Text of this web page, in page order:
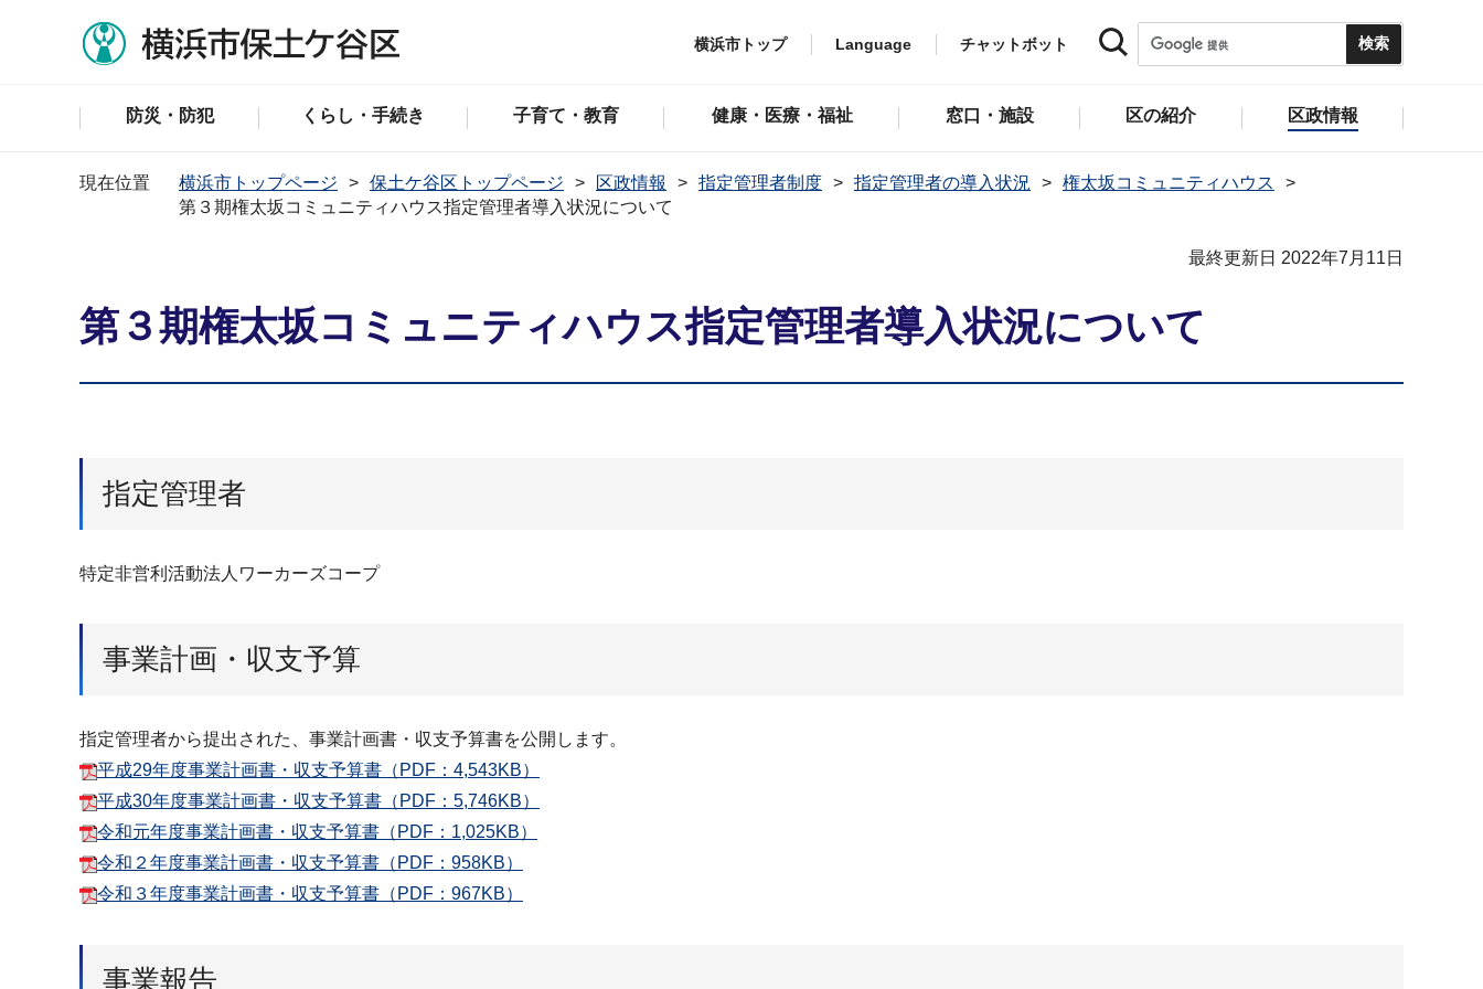
横浜市トップ Language チャットボット
防災・防犯 くらし・手続き 子育て・教育 健康・医療・福祉 窓口・施設 区の紹介 区政情報
現在位置 横浜市トップページ 保土ケ谷区トップページ 区政情報 指定管理者制度 指定管理者の導入状況
権太坂コミュニティハウス
第３期権太坂コミュニティハウス指定管理者導入状況について
最終更新日 2022年7月11日
第３期権太坂コミュニティハウス指定管理者導入状況について
指定管理者
特定非営利活動法人ワーカーズコープ
事業計画・収支予算
指定管理者から提出された、事業計画書・収支予算書を公開します。
平成29年度事業計画書・収支予算書（PDF：4,543KB）
平成30年度事業計画書・収支予算書（PDF：5,746KB）
令和元年度事業計画書・収支予算書（PDF：1,025KB）
令和２年度事業計画書・収支予算書（PDF：958KB）
令和３年度事業計画書・収支予算書（PDF：967KB）
事業報告